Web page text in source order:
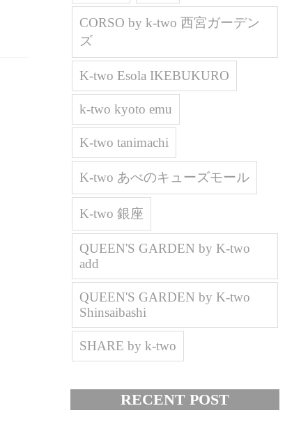
CORSO by k-two 西宮ガーデン
ズ
K-two Esola IKEBUKURO
k-two kyoto emu
K-two tanimachi
K-two あべのキューズモール
K-two 銀座
QUEEN'S GARDEN by K-two
add
QUEEN'S GARDEN by K-two
Shinsaibashi
SHARE by k-two
RECENT POST